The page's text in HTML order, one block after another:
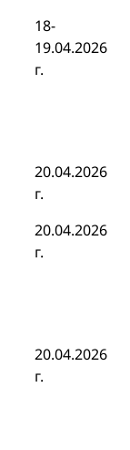
18-
19.04.2026
г.
20.04.2026
г.
20.04.2026
г.
20.04.2026
г.